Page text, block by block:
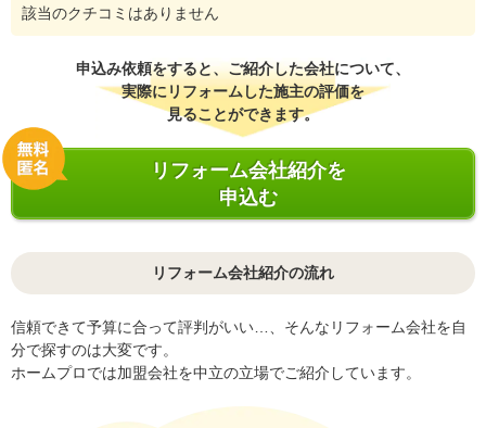
該当のクチコミはありません
申込み依頼をすると、ご紹介した会社について、
実際にリフォームした施主の評価を
見ることができます。
リフォーム会社紹介を
申込む
リフォーム会社紹介の流れ
信頼できて予算に合って評判がいい…、そんなリフォーム会社を自
分で探すのは大変です。
ホームプロでは加盟会社を中立の立場でご紹介しています。